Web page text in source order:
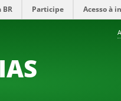
BR Participe Acesso à